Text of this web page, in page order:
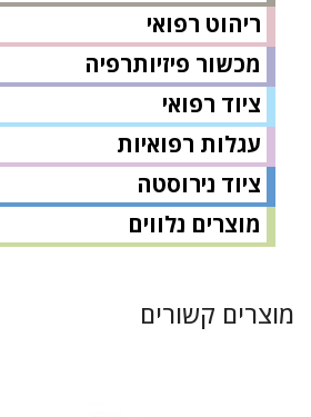
ריהוט רפואי
מכשור פיזיותרפיה
ציוד רפואי
עגלות רפואיות
ציוד נירוסטה
מוצרים נלווים
מוצרים קשורים